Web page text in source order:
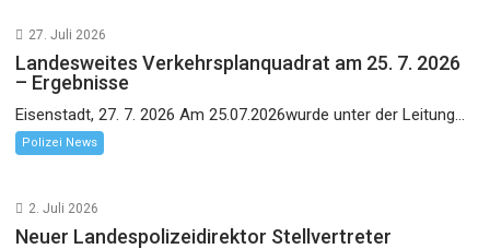
27. Juli 2026
Landesweites Verkehrsplanquadrat am 25. 7. 2026
– Ergebnisse
Eisenstadt, 27. 7. 2026 Am 25.07.2026wurde unter der Leitung...
Polizei News
2. Juli 2026
Neuer Landespolizeidirektor Stellvertreter